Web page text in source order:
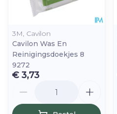
3M, Cavilon
Cavilon Was En
Reinigingsdoekjes 8
9272
€ 3,73